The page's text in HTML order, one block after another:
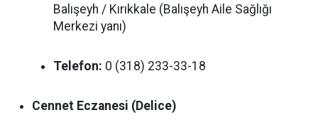
Balışeyh / Kırıkkale (Balışeyh Aile Sağlığı
Merkezi yanı)
Telefon: 0 (318) 233-33-18
Cennet Eczanesi (Delice)